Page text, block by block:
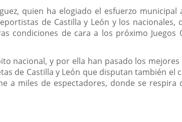
quien ha elogiado el esfuerzo municipal
de Castilla y León y los nacionales,
condiciones de cara a los próximo Juegos
nacional, y por ella han pasado los
de Castilla y León que disputan también el
a miles de espectadores, donde se respira